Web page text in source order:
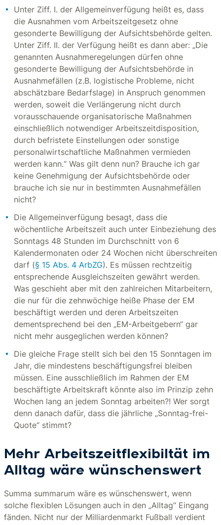
Unter Ziff. I. der Allgemeinverfügung heißt es, dass
die Ausnahmen vom Arbeitszeitgesetz ohne
gesonderte Bewilligung der Aufsichtsbehörde gelten.
Unter Ziff. II. der Verfügung heißt es dann aber: „Die
genannten Ausnahmeregelungen dürfen ohne
gesonderte Bewilligung der Aufsichtsbehörde in
Ausnahmefällen (z.B. logistische Probleme, nicht
abschätzbare Bedarfslage) in Anspruch genommen
werden, soweit die Verlängerung nicht durch
vorausschauende organisatorische Maßnahmen
einschließlich notwendiger Arbeitszeitdisposition,
durch befristete Einstellungen oder sonstige
personalwirtschaftliche Maßnahmen vermieden
werden kann.“ Was gilt denn nun? Brauche ich gar
keine Genehmigung der Aufsichtsbehörde oder
brauche ich sie nur in bestimmten Ausnahmefällen
nicht?
Die Allgemeinverfügung besagt, dass die
wöchentliche Arbeitszeit auch unter Einbeziehung des
Sonntags 48 Stunden im Durchschnitt von 6
Kalendermonaten oder 24 Wochen nicht überschreiten
darf (§ 15 Abs. 4 ArbZG). Es müssen rechtzeitig
entsprechende Ausgleichszeiten gewährt werden.
Was geschieht aber mit den zahlreichen Mitarbeitern,
die nur für die zehnwöchige heiße Phase der EM
beschäftigt werden und deren Arbeitszeiten
dementsprechend bei den „EM-Arbeitgebern“ gar
nicht mehr ausgeglichen werden können?
Die gleiche Frage stellt sich bei den 15 Sonntagen im
Jahr, die mindestens beschäftigungsfrei bleiben
müssen. Eine ausschließlich im Rahmen der EM
beschäftigte Arbeitskraft könnte also im Prinzip zehn
Wochen lang an jedem Sonntag arbeiten?! Wer sorgt
denn danach dafür, dass die jährliche „Sonntag-frei-
Quote“ stimmt?
Mehr Arbeitszeitflexibiltät im
Alltag wäre wünschenswert
Summa summarum wäre es wünschenswert, wenn
solche flexiblen Lösungen auch in den „Alltag“ Eingang
fänden. Nicht nur der Milliardenmarkt Fußball verdient